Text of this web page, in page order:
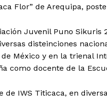
Flor” de Arequipa,
Juvenil Puno
disteinciones
México y en la trienal
como docente de la
de IWS Titicaca, en